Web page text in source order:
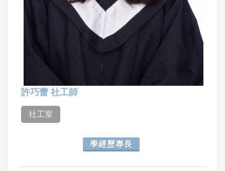
許巧蕾 社工師
社工室
學經歷專長